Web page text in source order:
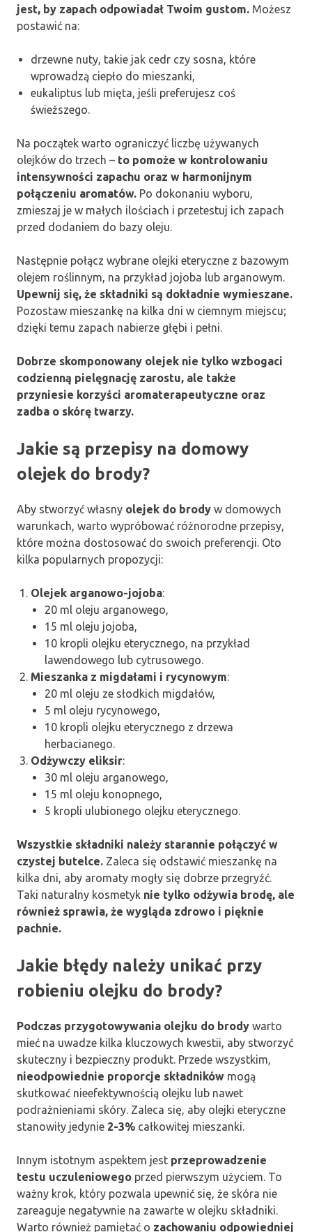
jest, by zapach odpowiadał Twoim gustom. Możesz
postawić na:
drzewne nuty, takie jak cedr czy sosna, które
wprowadzą ciepło do mieszanki,
eukaliptus lub mięta, jeśli preferujesz coś
świeższego.
Na początek warto ograniczyć liczbę używanych
olejków do trzech – to pomoże w kontrolowaniu
intensywności zapachu oraz w harmonijnym
połączeniu aromatów. Po dokonaniu wyboru,
zmieszaj je w małych ilościach i przetestuj ich zapach
przed dodaniem do bazy oleju.
Następnie połącz wybrane olejki eteryczne z bazowym
olejem roślinnym, na przykład jojoba lub arganowym.
Upewnij się, że składniki są dokładnie wymieszane.
Pozostaw mieszankę na kilka dni w ciemnym miejscu;
dzięki temu zapach nabierze głębi i pełni.
Dobrze skomponowany olejek nie tylko wzbogaci
codzienną pielęgnację zarostu, ale także
przyniesie korzyści aromaterapeutyczne oraz
zadba o skórę twarzy.
Jakie są przepisy na domowy
olejek do brody?
Aby stworzyć własny olejek do brody w domowych
warunkach, warto wypróbować różnorodne przepisy,
które można dostosować do swoich preferencji. Oto
kilka popularnych propozycji:
Olejek arganowo-jojoba:
20 ml oleju arganowego,
15 ml oleju jojoba,
10 kropli olejku eterycznego, na przykład
lawendowego lub cytrusowego.
Mieszanka z migdałami i rycynowym:
20 ml oleju ze słodkich migdałów,
5 ml oleju rycynowego,
10 kropli olejku eterycznego z drzewa
herbacianego.
Odżywczy eliksir:
30 ml oleju arganowego,
15 ml oleju konopnego,
5 kropli ulubionego olejku eterycznego.
Wszystkie składniki należy starannie połączyć w
czystej butelce. Zaleca się odstawić mieszankę na
kilka dni, aby aromaty mogły się dobrze przegryźć.
Taki naturalny kosmetyk nie tylko odżywia brodę, ale
również sprawia, że wygląda zdrowo i pięknie
pachnie.
Jakie błędy należy unikać przy
robieniu olejku do brody?
Podczas przygotowywania olejku do brody warto
mieć na uwadze kilka kluczowych kwestii, aby stworzyć
skuteczny i bezpieczny produkt. Przede wszystkim,
nieodpowiednie proporcje składników mogą
skutkować nieefektywnością olejku lub nawet
podrażnieniami skóry. Zaleca się, aby olejki eteryczne
stanowiły jedynie 2-3% całkowitej mieszanki.
Innym istotnym aspektem jest przeprowadzenie
testu uczuleniowego przed pierwszym użyciem. To
ważny krok, który pozwala upewnić się, że skóra nie
zareaguje negatywnie na zawarte w olejku składniki.
Warto również pamiętać o zachowaniu odpowiedniej